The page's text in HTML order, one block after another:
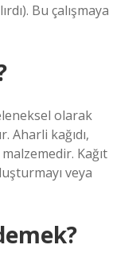
Bu çalışmaya
olarak
Aharli kağıdı,
Kağıt
veya